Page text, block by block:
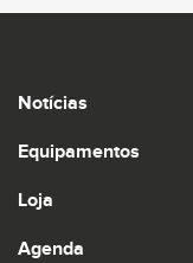
Notícias
Equipamentos
Loja
Agenda